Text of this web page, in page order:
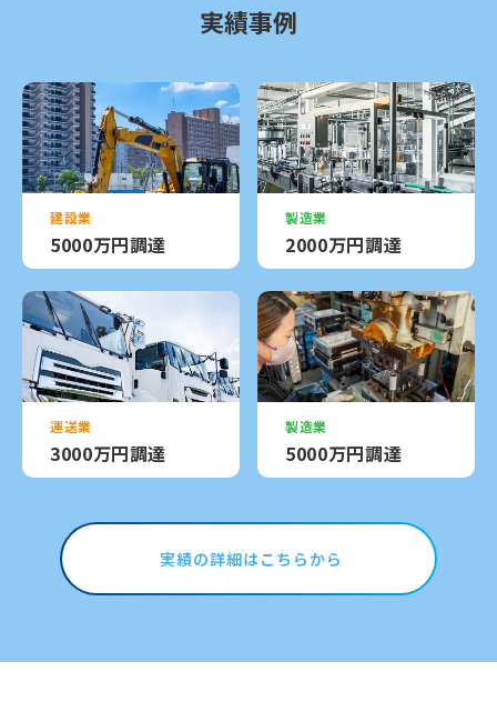
実績事例
建設業
5000万円調達
製造業
2000万円調達
運送業
3000万円調達
製造業
5000万円調達
実績の詳細はこちらから